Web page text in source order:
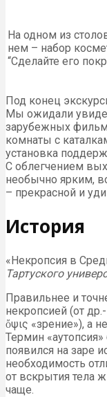
На одном из
нем – набор
“Сделайте его
Под конец
Мы ожидали
зарубежных
комнаты с
установка
С облегчением
необычно ярким,
– прекрасной и
История
«Некропсия в
Тартуского
Правильнее и
некропсией (от
ὄψις «зрение»), а
Термин
появился на заре
необходимость
от вскрытия тела
чаще.